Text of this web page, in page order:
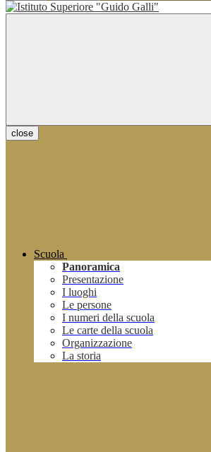
close
Scuola
Panoramica
Presentazione
I luoghi
Le persone
I numeri della scuola
Le carte della scuola
Organizzazione
La storia